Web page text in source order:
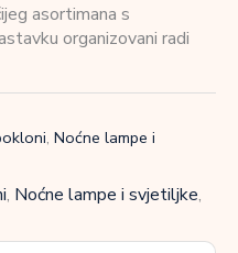
asortimana s
organizovani radi
, Noćne lampe i
, Noćne lampe i svjetiljke,